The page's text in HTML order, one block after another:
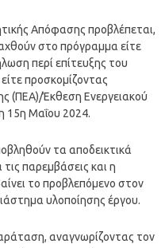
Απόφασης προβλέπεται,
στο πρόγραμμα είτε
περί επίτευξης του
προσκομίζοντας
(ΠΕΑ)/Έκθεση Ενεργειακού
15η Μαΐου 2024.
τα αποδεικτικά
παρεμβάσεις και η
το προβλεπόμενο στον
υλοποίησης έργου.
αναγνωρίζοντας τον